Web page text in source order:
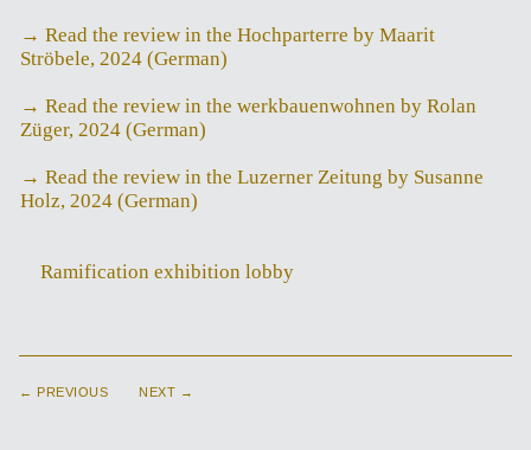
→ Read the review in the Hochparterre by Maarit
Ströbele, 2024 (German)
→ Read the review in the werkbauenwohnen by Rolan
Züger, 2024 (German)
→ Read the review in the Luzerner Zeitung by Susanne
Holz, 2024 (German)
Ramification exhibition lobby
← PREVIOUS NEXT →